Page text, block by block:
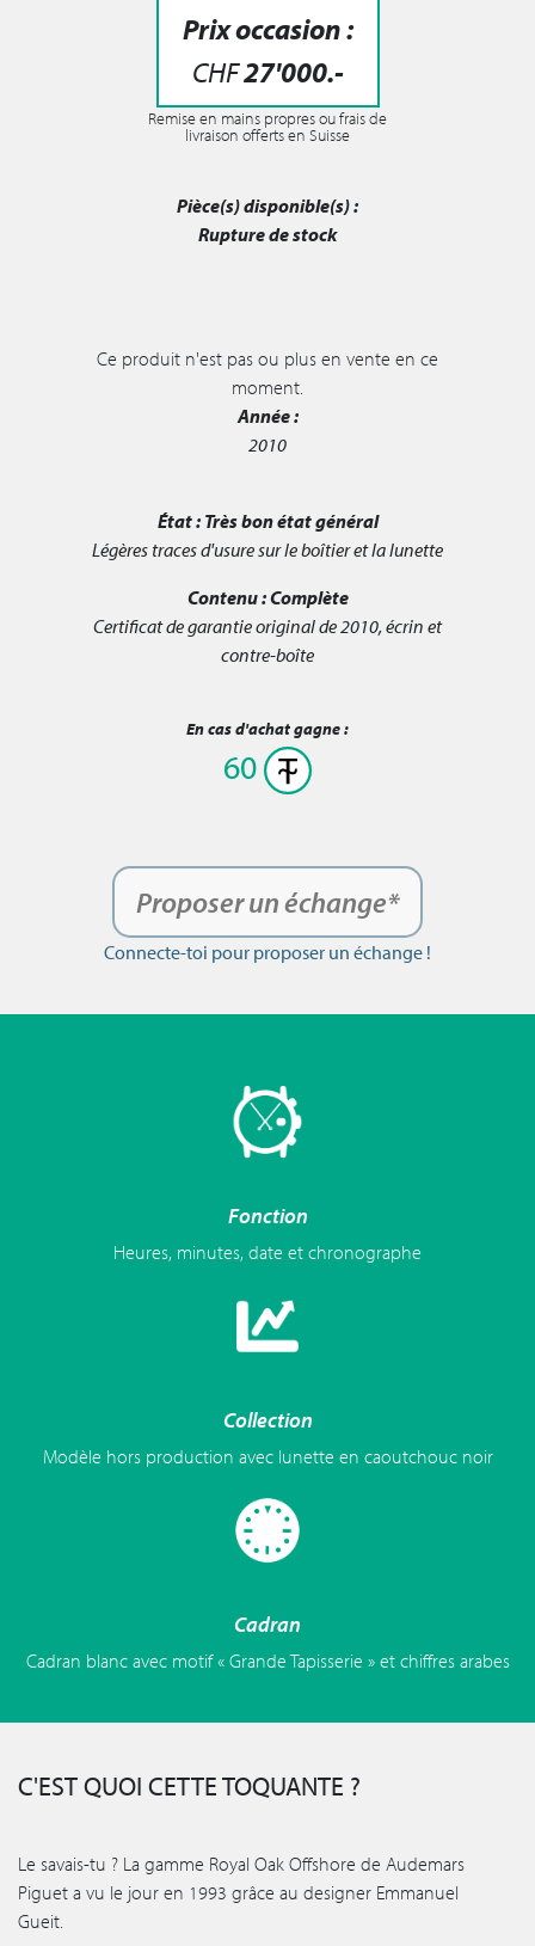
Prix occasion :
CHF27'000.-
Remise en mains propres ou frais de
livraison offerts en Suisse
Pièce(s) disponible(s) :
Rupture de stock
Ce produit n'est pas ou plus en vente en ce
moment.
Année :
2010
État : Très bon état général
Légères traces d'usure sur le boîtier et la lunette
Contenu :Complète
Certificat de garantie original de 2010, écrin et
contre-boîte
En cas d'achat gagne :
60
Proposer un échange*
Connecte-toi pour proposer un échange !
Fonction
Heures, minutes, date et chronographe
Collection
Modèle hors production avec lunette en caoutchouc noir
Cadran
Cadran blanc avec motif « Grande Tapisserie » et chiffres arabes
C'EST QUOI CETTE TOQUANTE ?
Le savais-tu ? La gamme Royal Oak Offshore de Audemars
Piguet a vu le jour en 1993 grâce au designer Emmanuel
Gueit.